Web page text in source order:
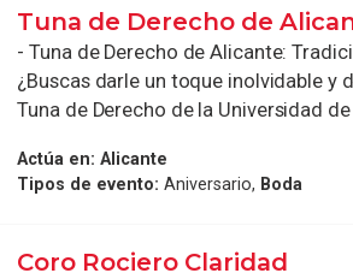
Tuna de Derecho de
- Tuna de Derecho de Alicante:
¿Buscas darle un toque inolvidable y
Tuna de Derecho de la Universidad
Actúa en: Alicante
Tipos de evento: Aniversario, Boda
Coro Rociero Claridad